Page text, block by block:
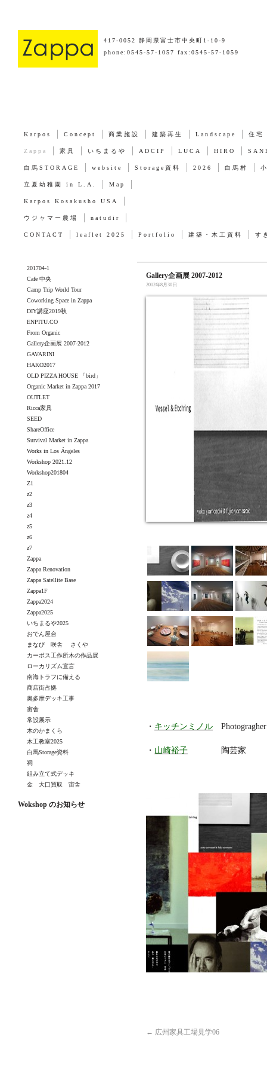
417-0052 静岡県富士市中央町1-10-9
phone:0545-57-1057 fax:0545-57-1059
Karpos Concept 商業施設 建築再生 Landscape 住宅
Zappa 家具 いちまるや ADCIP LUCA HIRO
白馬STORAGE website Storage資料 2026 白馬村
立夏幼稚園 in L.A. Map
Karpos Kosakusho USA
ウジャマー農場 natudir
CONTACT leaflet 2025 Portfolio 建築・木工資料 す
201704-1
Cafe 中央
Camp Trip World Tour
Coworking Space in Zappa
DIY講座2019秋
ENPITU.CO
From Organic
Gallery企画展 2007-2012
GAVARINI
HAKO2017
OLD PIZZA HOUSE 「bird」
Organic Market in Zappa 2017
OUTLET
Ricca家具
SEED
ShareOffice
Survival Market in Zappa
Works in Los Ángeles
Workshop 2021.12
Workshop201804
Z1
z2
z3
z4
z5
z6
z7
Zappa
Zappa Renovation
Zappa Satellite Base
Zappa1F
Zappa2024
Zappa2025
いちまるや2025
おでん屋台
まなび 咲舎 さくや
カーポス工作所木の作品展
ローカリズム宣言
南海トラフに備える
商店街占拠
奥多摩デッキ工事
宙舎
常設展示
木のかまくら
木工教室2025
白馬Storage資料
祠
組み立て式デッキ
金 大口買取 宙舎
Wokshop のお知らせ
Gallery企画展 2007-2012
2012年8月30日
・ キッチンミノル Photogragher
・ 山崎裕子 陶芸家
← 広州家具工場見学06